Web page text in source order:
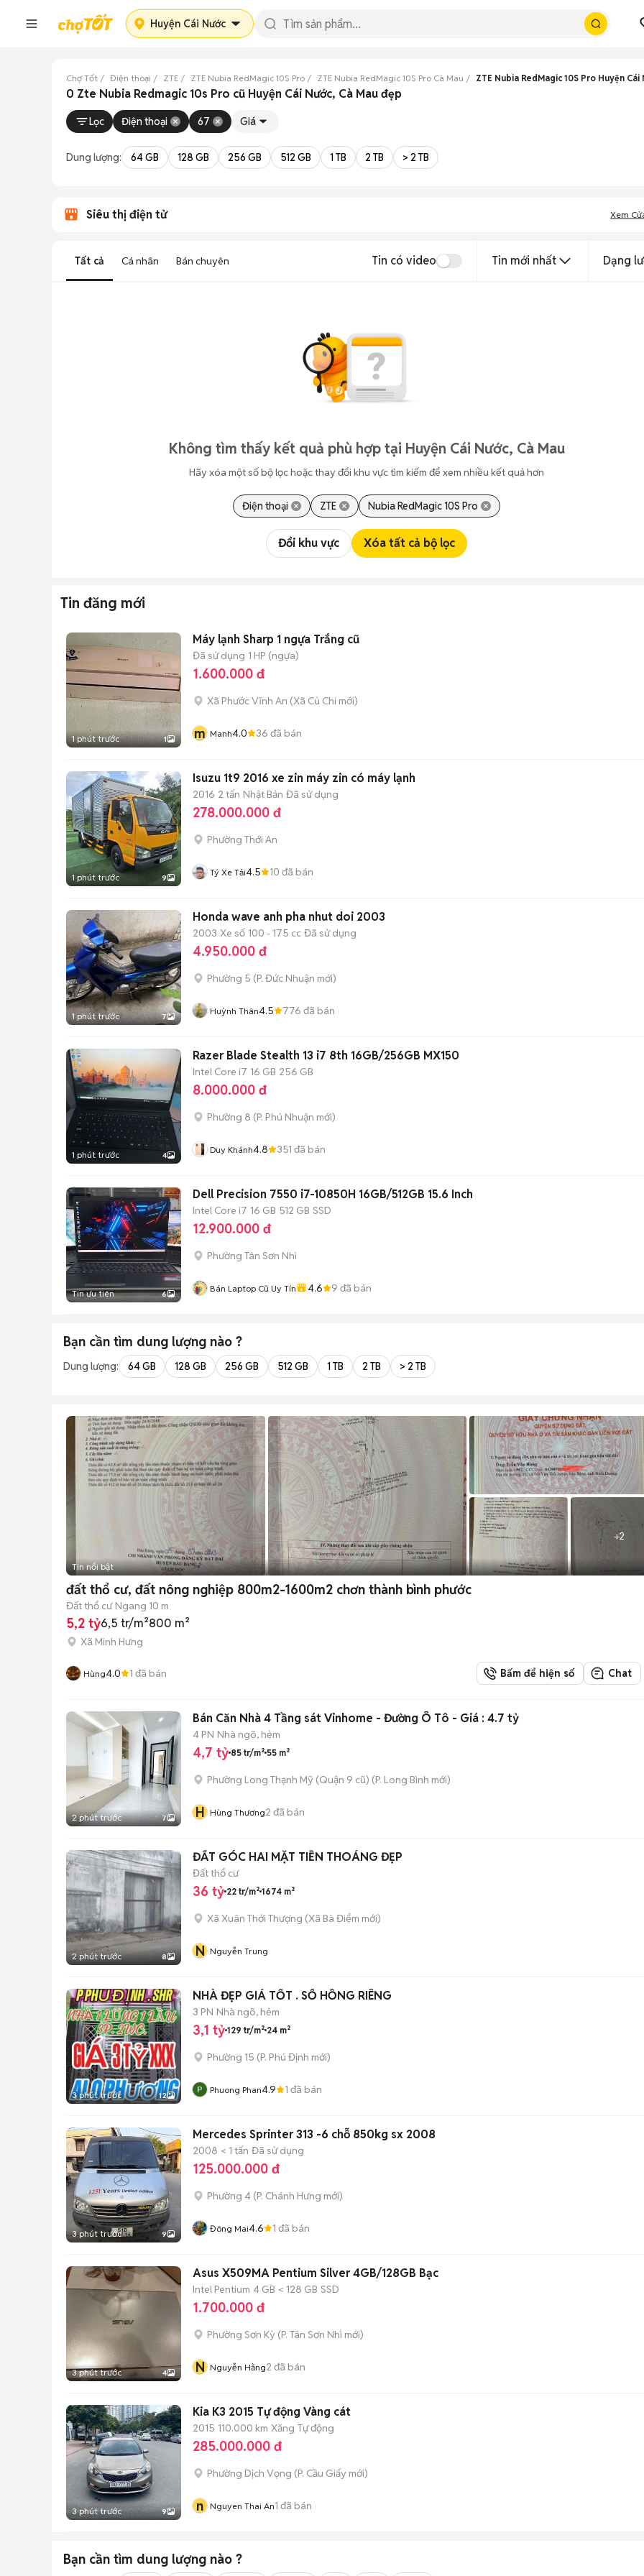
Huyện Cái Nước
Chợ Tốt Điện thoại ZTE ZTE Nubia RedMagic 10S Pro ZTE Nubia RedMagic 10S Pro Cà Mau ZTE Nubia RedMagic 10S Pro Huyện Cái
0 Zte Nubia Redmagic 10s Pro cũ Huyện Cái Nước, Cà Mau đẹp
Lọc Điện thoại 67 Giá
Dung lượng: 64 GB 128 GB 256 GB 512 GB 1 TB 2 TB > 2 TB
Siêu thị điện tử Xem
Tất cả Cá nhân Bán chuyên Tin có video Tin mới nhất Dạng
Không tìm thấy kết quả phù hợp tại Huyện Cái Nước, Cà Mau
Hãy xóa một số bộ lọc hoặc thay đổi khu vực tìm kiếm để xem nhiều kết quả hơn
Điện thoại ZTE Nubia RedMagic 10S Pro
Đổi khu vực Xóa tất cả bộ lọc
Tin đăng mới
1 phút trước 1
Máy lạnh Sharp 1 ngựa Trắng cũ
Đã sử dụng 1 HP (ngựa)
1.600.000 đ
Xã Phước Vĩnh An (Xã Củ Chi mới)
m Manh4.0 36 đã bán
1 phút trước 9
Isuzu 1t9 2016 xe zin máy zin có máy lạnh
2016 2 tấn Nhật Bản Đã sử dụng
278.000.000 đ
Phường Thới An
Tý Xe Tải4.5 10 đã bán
1 phút trước 7
Honda wave anh pha nhut doi 2003
2003 Xe số 100 - 175 cc Đã sử dụng
4.950.000 đ
Phường 5 (P. Đức Nhuận mới)
Huỳnh Thân4.5 776 đã bán
1 phút trước 4
Razer Blade Stealth 13 i7 8th 16GB/256GB MX150
Intel Core i7 16 GB 256 GB
8.000.000 đ
Phường 8 (P. Phú Nhuận mới)
Duy Khánh4.8 351 đã bán
Tin ưu tiên 6
Dell Precision 7550 i7-10850H 16GB/512GB 15.6 Inch
Intel Core i7 16 GB 512 GB SSD
12.900.000 đ
Phường Tân Sơn Nhì
Bán Laptop Cũ Uy Tín 4.6 9 đã bán
Bạn cần tìm dung lượng nào ?
Dung lượng: 64 GB 128 GB 256 GB 512 GB 1 TB 2 TB > 2 TB
+2
Tin nổi bật
đất thổ cư, đất nông nghiệp 800m2-1600m2 chơn thành bình phước
Đất thổ cư Ngang 10 m
5,2 tỷ6,5 tr/m²800 m²
Xã Minh Hưng
Hùng4.0 1 đã bán Bấm để hiện số Chat
2 phút trước 7
Bán Căn Nhà 4 Tầng sát Vinhome - Đường Ô Tô - Giá : 4.7 tỷ
4 PN Nhà ngõ, hẻm
4,7 tỷ 85 tr/m² 55 m²
Phường Long Thạnh Mỹ (Quận 9 cũ) (P. Long Bình mới)
H Hùng Thương2 đã bán
2 phút trước 8
ĐẤT GÓC HAI MẶT TIỀN THOÁNG ĐẸP
Đất thổ cư
36 tỷ 22 tr/m² 1674 m²
Xã Xuân Thới Thượng (Xã Bà Điểm mới)
N Nguyễn Trung
3 phút trước 12
NHÀ ĐẸP GIÁ TỐT . SỔ HỒNG RIÊNG
3 PN Nhà ngõ, hẻm
3,1 tỷ 129 tr/m² 24 m²
Phường 15 (P. Phú Định mới)
Phuong Phan4.9 1 đã bán
3 phút trước 9
Mercedes Sprinter 313 -6 chỗ 850kg sx 2008
2008 < 1 tấn Đã sử dụng
125.000.000 đ
Phường 4 (P. Chánh Hưng mới)
Đông Mai4.6 1 đã bán
3 phút trước 4
Asus X509MA Pentium Silver 4GB/128GB Bạc
Intel Pentium 4 GB < 128 GB SSD
1.700.000 đ
Phường Sơn Kỳ (P. Tân Sơn Nhì mới)
N Nguyễn Hằng2 đã bán
3 phút trước 9
Kia K3 2015 Tự động Vàng cát
2015 110.000 km Xăng Tự động
285.000.000 đ
Phường Dịch Vọng (P. Cầu Giấy mới)
n Nguyen Thai An1 đã bán
Bạn cần tìm dung lượng nào ?